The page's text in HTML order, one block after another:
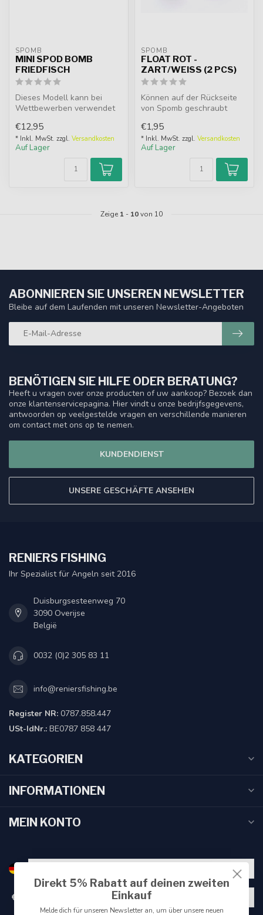
SPOMB
MINI SPOD BOMB
FRIEDFISCH
Dieses Modell kann bei
Wettbewerben verwendet
Produkt zum ...
€12,95
* Inkl. MwSt. zzgl. Versandkosten
Auf Lager
SPOMB
FLOAT ROT -
ZART/WEISS (2 PCS)
Können auf der Rückseite
von Spomb geschraubt
der Spo...
€1,95
* Inkl. MwSt. zzgl. Versandkosten
Auf Lager
Zeige 1 - 10von 10
BENÖTIGEN SIE HILFE ODER BERATUNG?
Heeft u vragen over onze producten of uw aankoop? Bezoek dan
onze klantenservicepagina. Hier vindt u onze bedrijfsgegevens,
antwoorden op veelgestelde vragen en verschillende manieren
om contact met ons op te nemen.
KUNDENDIENST
UNSERE GESCHÄFTE ANSEHEN
ABONNIEREN SIE UNSEREN NEWSLETTER
Bleibe auf dem Laufenden mit unseren Newsletter-Angeboten
RENIERS FISHING
Ihr Spezialist für Angeln seit 2016
Duisburgsesteenweg 70
3090 Overijse
België
0032 (0)2 305 83 11
info@reniersfishing.be
Register NR: 0787.858.447
USt-IdNr.: BE0787 858 447
KATEGORIEN
INFORMATIONEN
MEIN KONTO
€
Direkt 5% Rabatt auf deinen zweiten
Einkauf
Melde dich für unseren Newsletter an, um über unsere neuen